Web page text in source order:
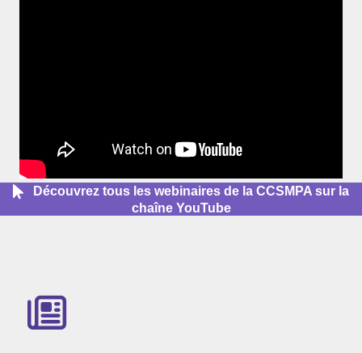
Découvrez tous les webinaires de la CCSMPA sur la
chaîne YouTube